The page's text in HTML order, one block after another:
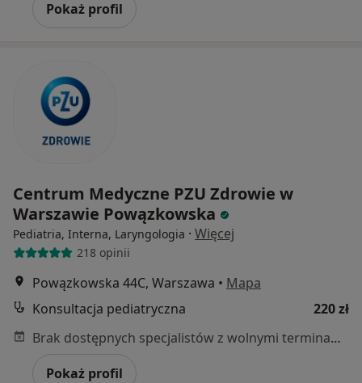
Pokaż profil
Centrum Medyczne PZU Zdrowie w
Warszawie Powązkowska
Pediatria, Interna, Laryngologia · Więcej
218 opinii
Powązkowska 44C, Warszawa • Mapa
Konsultacja pediatryczna
220 zł
Brak dostępnych specjalistów z wolnymi terminami w tym centrum medycznym.
Pokaż profil